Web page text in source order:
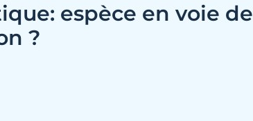
espèce en voie de
?